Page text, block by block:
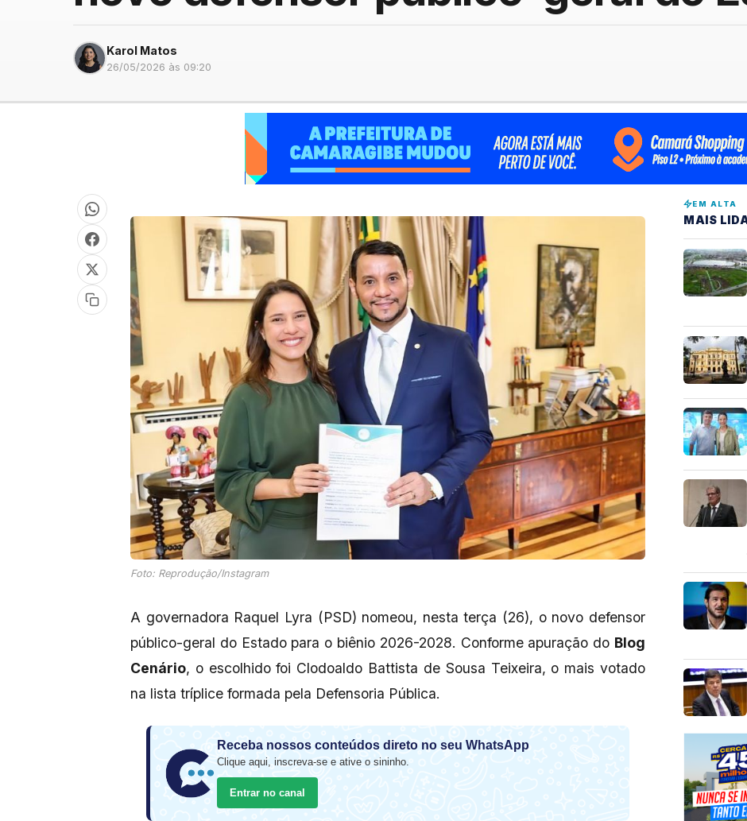
Karol Matos
26/05/2026 às 09:20
Foto: Reprodução/Instagram
A governadora Raquel Lyra (PSD) nomeou, nesta terça (26), o novo defensor
público-geral do Estado para o biênio 2026-2028. Conforme apuração do Blog
Cenário, o escolhido foi Clodoaldo Battista de Sousa Teixeira, o mais votado
na lista tríplice formada pela Defensoria Pública.
Receba nossos conteúdos direto no seu WhatsApp
Clique aqui, inscreva-se e ative o sininho.
Entrar no canal
EM ALTA
MAIS